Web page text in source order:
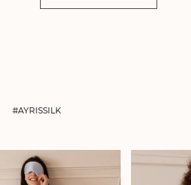
#AYRISSILK